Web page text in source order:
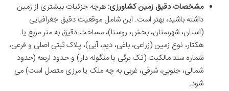
مشخصات دقیق زمین کشاورزی: هرچه جزئیات بیشتری از زمین
داشته باشید، بهتر است. این شامل موقعیت دقیق جغرافیایی
(استان، شهرستان، بخش، روستا)، مساحت دقیق به متر مربع یا
هکتار، نوع زمین (زراعی، باغی، دیم، آبی)، پلاک ثبتی اصلی و فرعی،
شماره سند مالکیت (تک برگی یا منگوله دار) و حدود اربعه (حدود
شمالی، جنوبی، شرقی، غربی به چه ملک یا مرزی متصل است) می
شود.